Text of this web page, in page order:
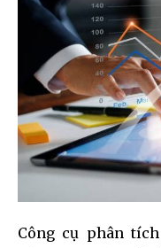
Công cụ phân